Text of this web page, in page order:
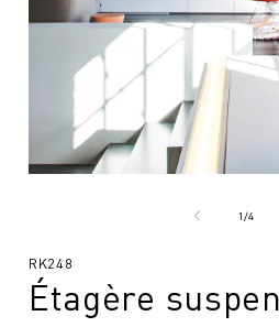
modal
1/de4
SKU
RK248
Étagère